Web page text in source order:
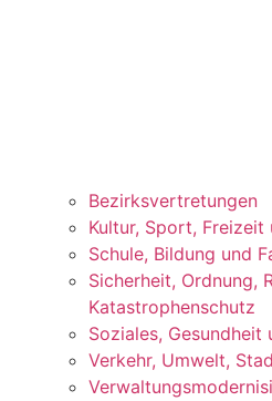
Bezirks­vertretungen
Kul­tur, Sport, Frei­zeit
Schu­le, Bil­dung und
Sicher­heit, Ord­nung,
Katastrophenschutz
Sozia­les, Gesund­heit
Ver­kehr, Umwelt,